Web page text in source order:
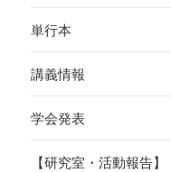
単行本
講義情報
学会発表
【研究室・活動報告】